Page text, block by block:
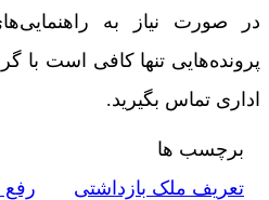
در صورت نیاز به
پرونده‌هایی تنها کافی است
اداری تماس بگیرید.
برچسب ها
تعریف ملک بازداشتی
رفع